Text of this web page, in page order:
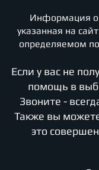
Информация о
указанная на
определяемом
Если у вас не
помощь в
Звоните -
Также вы
это